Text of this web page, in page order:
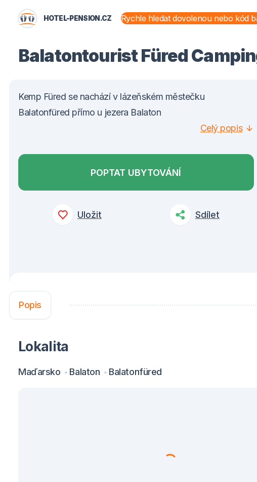
HOTEL-PENSION.CZ
Balatontourist Füred
Kemp Füred se nachází v lázeňském městečku
Balatonfüred přímo u jezera Balaton
Celý popis
POPTAT UBYTOVÁNÍ
Uložit Sdílet
Popis
Lokalita
Maďarsko Balaton Balatonfüred